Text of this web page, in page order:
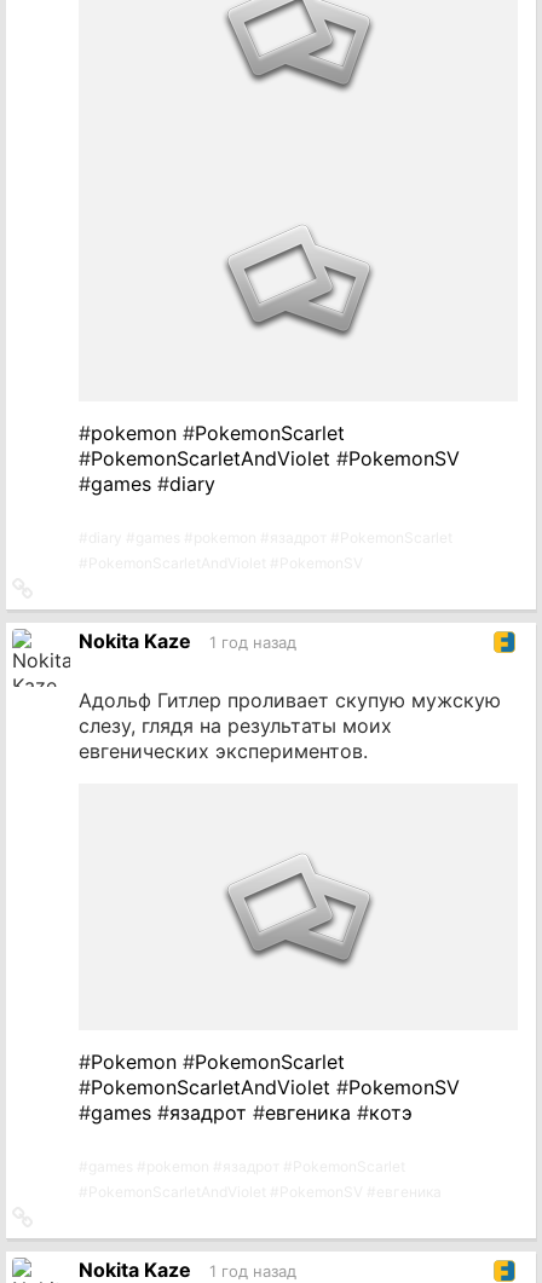
#pokemon #PokemonScarlet
#PokemonScarletAndViolet #PokemonSV
#games #diary
на
источникNokita Kaze 1 год назад
Адольф Гитлер проливает скупую мужскую
слезу, глядя на результаты моих
евгенических экспериментов.
#Pokemon #PokemonScarlet
#PokemonScarletAndViolet #PokemonSV
#games #язадрот #евгеника #котэ
на
источникNokita Kaze 1 год назад